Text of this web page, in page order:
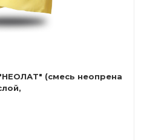
(смесь неопрена